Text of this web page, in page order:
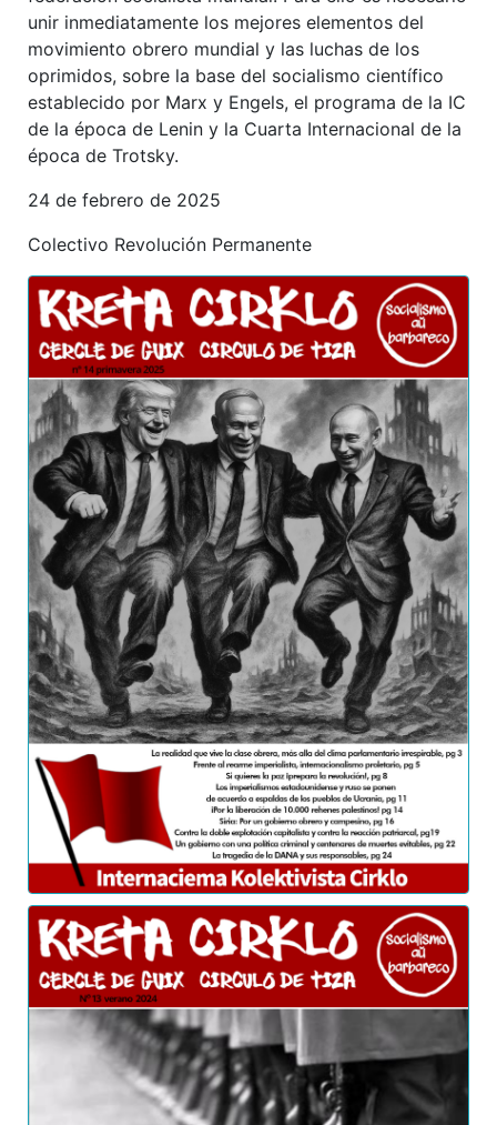
unir inmediatamente los mejores elementos del
movimiento obrero mundial y las luchas de los
oprimidos, sobre la base del socialismo científico
establecido por Marx y Engels, el programa de la IC
de la época de Lenin y la Cuarta Internacional de la
época de Trotsky.
24 de febrero de 2025
Colectivo Revolución Permanente